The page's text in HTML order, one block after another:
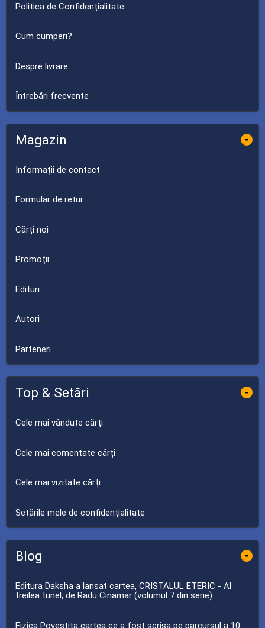
Politica de Confidențialitate
Cum cumperi?
Despre livrare
Întrebări frecvente
Magazin -
Informații de contact
Formular de retur
Cărți noi
Promoții
Edituri
Autori
Parteneri
Top & Setări -
Cele mai vândute cărți
Cele mai comentate cărți
Cele mai vizitate cărți
Setările mele de confidențialitate
Blog -
Editura Daksha a lansat cartea, CRISTALUL ETERIC - Al
treilea tunel, de Radu Cinamar (volumul 7 din serie).
Fizica Povestita cartea ce a fost scrisa pe parcursul a 10